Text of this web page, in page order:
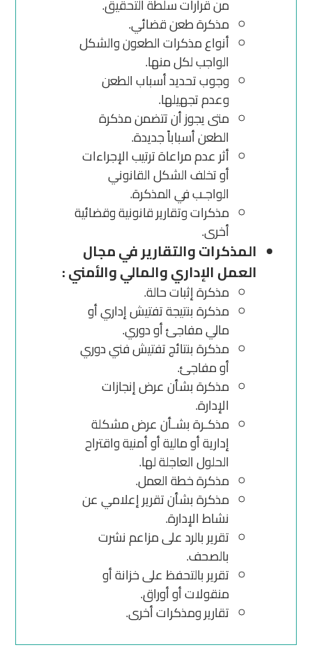
من قرارات سلطة التحقيق.
مذكرة طعن قضائي.
أنواع مذكرات الطعون والشكل
الواجب لكل منها.
وجوب تحديد أسباب الطعن
وعدم تجهيلها.
متى يجوز أن تتضمن مذكرة
الطعن أسباباً جديدة.
أثر عدم مراعاة ترتيب الإجراءات
أو تخلف الشكل القانوني
الواجـب في المذكرة.
مذكرات وتقارير قانونية وقضائية
أخرى.
المذكرات والتقارير في مجال
العمل الإداري والمالي والأمني :
مذكرة إثبات حالة.
مذكرة بنتيجة تفتيش إداري أو
مالي مفاجئ أو دوري.
مذكرة بنتائج تفتيش فني دوري
أو مفاجئ.
مذكرة بشأن عرض إنجازات
الإدارة.
مذكـرة بشـأن عرض مشكلة
إدارية أو مالية أو أمنية واقتراح
الحلول العاجلة لها.
مذكرة خطة العمل.
مذكرة بشأن تقرير إعلامي عن
نشاط الإدارة.
تقرير بالرد على مزاعم نشرت
بالصحف.
تقرير بالتحفظ على خزانة أو
منقولات أو أوراق.
تقارير ومذكرات أخرى.